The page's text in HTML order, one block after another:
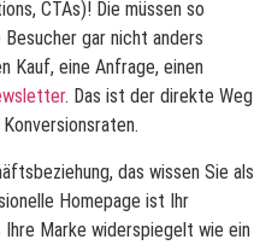
CTAs)! Die müssen so
gar nicht anders
Kauf, eine Anfrage, einen
. Das ist der direkte Weg
das wissen Sie als
Homepage ist Ihr
Ihre Marke widerspiegelt wie ein